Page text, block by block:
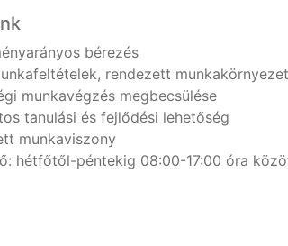
bérezés
rendezett munkakörnyezet
munkavégzés megbecsülése
tanulási és fejlődési lehetőség
munkaviszony
hétfőtől-péntekig 08:00-17:00 óra